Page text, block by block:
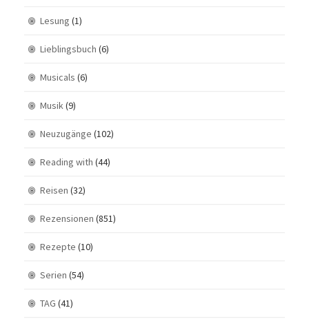
Lesung (1)
Lieblingsbuch (6)
Musicals (6)
Musik(9)
Neuzugänge (102)
Reading with (44)
Reisen (32)
Rezensionen (851)
Rezepte (10)
Serien (54)
TAG (41)